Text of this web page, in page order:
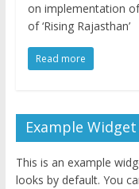
on implementation
of ‘Rising Rajasthan’
Read more
Example Widget
This is an example
looks by default. You